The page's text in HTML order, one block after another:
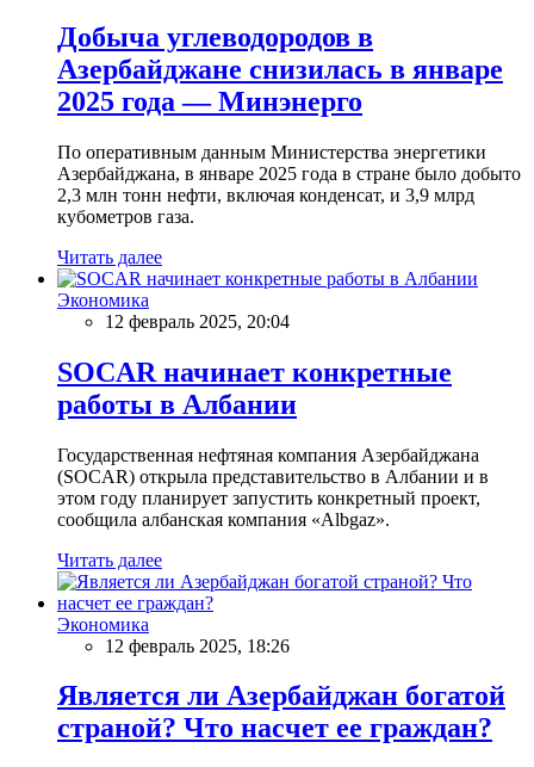
Добыча углеводородов в
Азербайджане снизилась в январе
2025 года — Минэнерго
По оперативным данным Министерства энергетики
Азербайджана, в январе 2025 года в стране было добыто
2,3 млн тонн нефти, включая конденсат, и 3,9 млрд
кубометров газа.
Читать далее
Экономика
12 февраль 2025, 20:04
SOCAR начинает конкретные
работы в Албании
Государственная нефтяная компания Азербайджана
(SOCAR) открыла представительство в Албании и в
этом году планирует запустить конкретный проект,
сообщила албанская компания «Albgaz».
Читать далее
Экономика
12 февраль 2025, 18:26
Является ли Азербайджан богатой
страной? Что насчет ее граждан?